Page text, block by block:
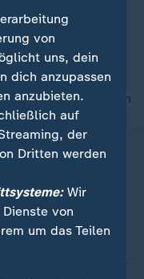
Demonstranten
auf.
nach oben
von
uns, dein
dich anzupassen
anzubieten.
auf
der
Dritten werden
Wir
von
um das Teilen